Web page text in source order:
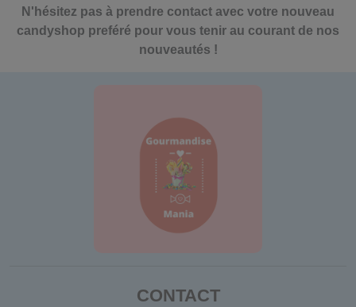
N'hésitez pas à prendre contact avec votre nouveau
candyshop preféré pour vous tenir au courant de nos
nouveautés !
CONTACT